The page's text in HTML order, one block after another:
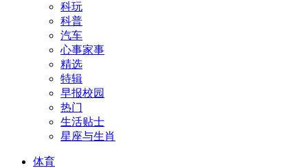
科玩
科普
汽车
心事家事
精选
特辑
早报校园
热门
生活贴士
星座与生肖
体育